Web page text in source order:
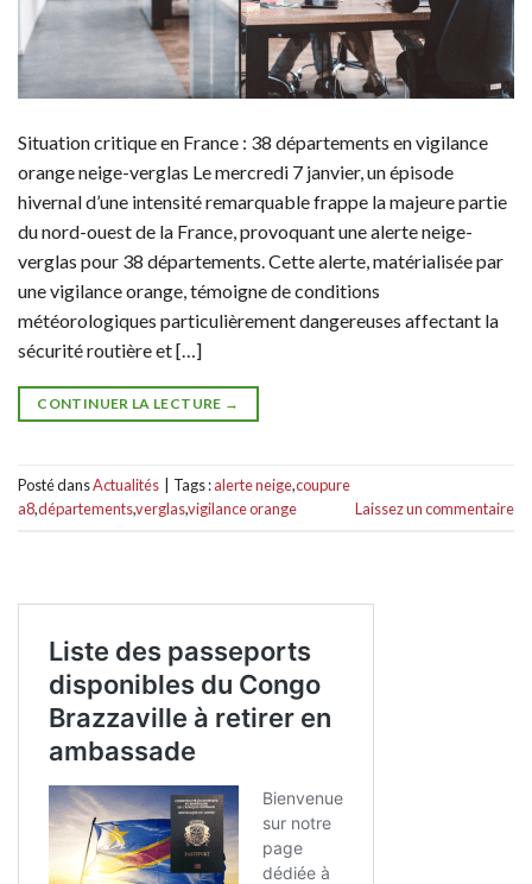
Situation critique en France : 38 départements en vigilance
orange neige-verglas Le mercredi 7 janvier, un épisode
hivernal d’une intensité remarquable frappe la majeure partie
du nord-ouest de la France, provoquant une alerte neige-
verglas pour 38 départements. Cette alerte, matérialisée par
une vigilance orange, témoigne de conditions
météorologiques particulièrement dangereuses affectant la
sécurité routière et […]
CONTINUER LA LECTURE →
Posté dansActualités Tags :alerte neige,coupure
a8,départements,verglas,vigilance orange Laissez un commentaire